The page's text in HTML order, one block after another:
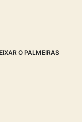
O PALMEIRAS